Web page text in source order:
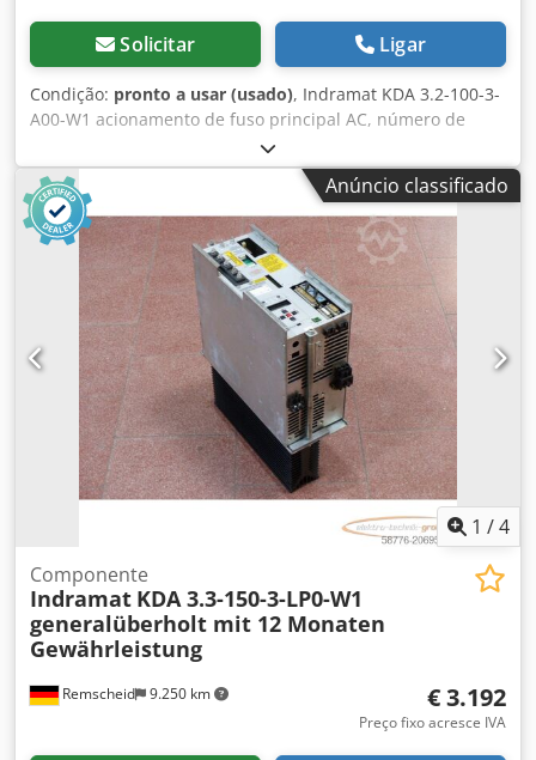
Solicitar Ligar
Condição: pronto a usar (usado), Indramat KDA 3.2-100-3-
A00-W1 acionamento de fuso principal AC, número de
série conforme foto, totalmente revisado e testado
profissionalmente com 12 meses de garantia, 100%
funcional, fornecido conforme fotos. Dkjdpfex Dw E Njx
Amgjr
Anúncio classificado
1 /4
Remscheid 9.250 km
Componente
Indramat KDA 3.3-150-3-LP0-W1
generalüberholt mit 12 Monaten
Gewährleistung
€ 3.192
Preço fixo acresce IVA